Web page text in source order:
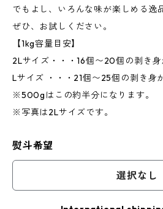
でもよし、いろんな味が楽しめる逸
ぜひ、お試しください。
【1kg容量目安】
2Lサイズ・・・16個〜20個の剥き身
Lサイズ ・・・21個〜25個の剥き身
※500gはこの約半分になります。
※写真は2Lサイズです。
熨斗希望
選択なし